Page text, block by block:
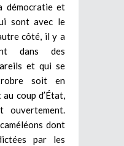
démocratie et
sont avec le
côté, il y a
dans des
et qui se
soit en
coup d’État,
dont
par les